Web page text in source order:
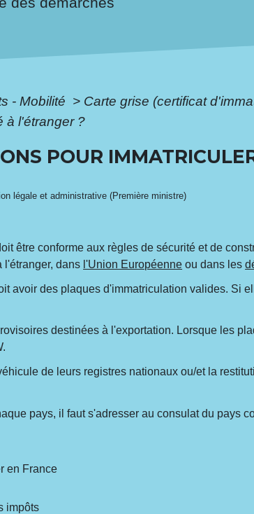
- Mobilité > Carte grise (certificat
à l'étranger ?
POUR
légale et administrative (Première ministre)
être conforme aux règles de sécurité et de
l'étranger, dans l'Union Européenne ou dans les
avoir des plaques d'immatriculation valides. Si
destinées à l'exportation. Lorsque les
de leurs registres nationaux ou/et la
pays, il faut s'adresser au consulat du pays
en France
impôts